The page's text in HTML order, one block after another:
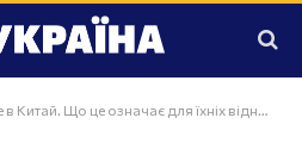
Китай. Що це означає для їхніх відносин